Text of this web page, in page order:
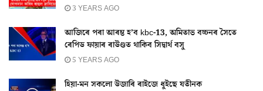
3 YEARS AGO
আজিৰে পৰা আৰম্ভ হ’ব kbc-13, অমিতাভ বচ্চনৰ সৈতে
ৰেপিড ফায়াৰ ৰাউণ্ডত থাকিব সিদ্বাৰ্থ বসু
5 YEARS AGO
হিয়া-মন সকলো উজাৰি ৰাইজে ধুইছে যতীনক